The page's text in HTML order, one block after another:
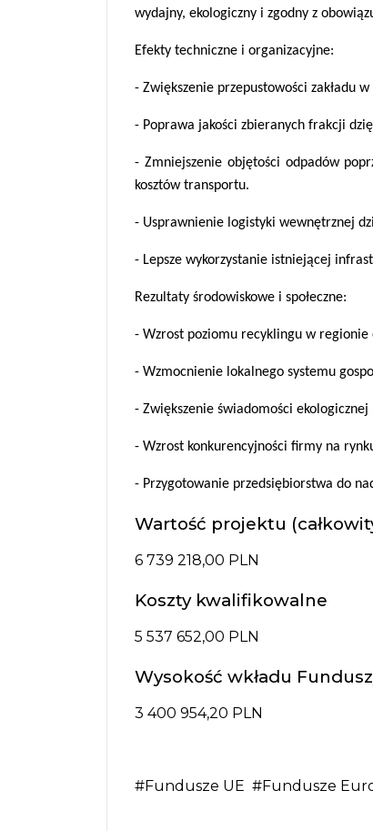
wydajny, ekologiczny i zgodny z
Efekty techniczne i organizacyjne:
- Zwiększenie przepustowości zakładu
- Poprawa jakości zbieranych frakcji
- Zmniejszenie objętości odpadów
kosztów transportu.
- Usprawnienie logistyki wewnętrznej
- Lepsze wykorzystanie istniejącej
Rezultaty środowiskowe i społeczne:
- Wzrost poziomu recyklingu w regionie
- Wzmocnienie lokalnego systemu
- Zwiększenie świadomości
- Wzrost konkurencyjności firmy na
- Przygotowanie przedsiębiorstwa do
Wartość projektu
6 739 218,00 PLN
Koszty kwalifikowalne
5 537 652,00 PLN
Wysokość wkładu
3 400 954,20 PLN
#Fundusze UE #Fundusze